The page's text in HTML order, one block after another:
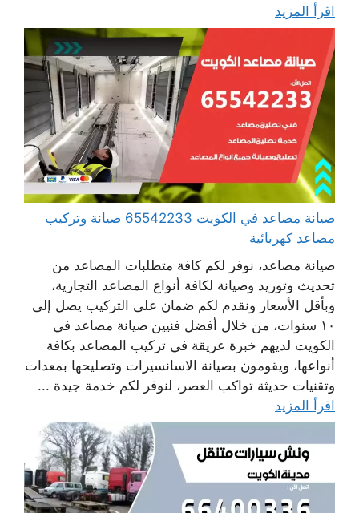
اقرأ المزيد
صيانة مصاعد في الكويت 65542233 صيانة وتركيب
مصاعد كهربائية
صيانة مصاعد، نوفر لكم كافة متطلبات المصاعد من
تحديث وتوريد وصيانة لكافة أنواع المصاعد التجارية،
وبأقل الأسعار ونقدم لكم ضمان على التركيب يصل إلى
١٠ سنوات، من خلال أفضل فنيين صيانة مصاعد في
الكويت لديهم خبرة عريقة في تركيب المصاعد بكافة
أنواعها، ويقومون بصيانة الاسانسيرات وتصليحها بمعدات
وتقنيات حديثة تواكب العصر، لنوفر لكم خدمة جيدة ...
اقرأ المزيد